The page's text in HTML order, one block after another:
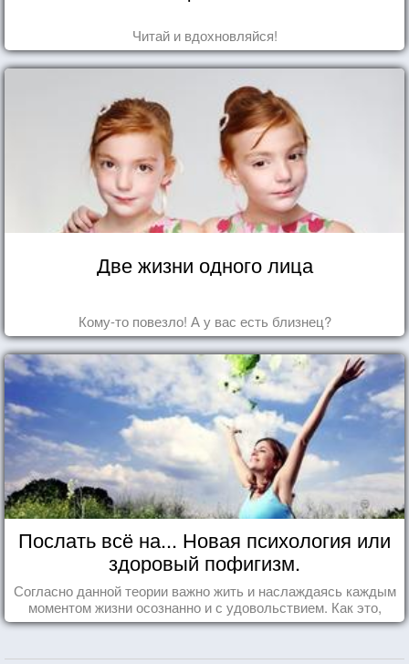
Читай и вдохновляйся!
Две жизни одного лица
Кому-то повезло! А у вас есть близнец?
Послать всё на... Новая психология или
здоровый пофигизм.
Согласно данной теории важно жить и наслаждаясь каждым
моментом жизни осознанно и с удовольствием. Как это,
попробуем разобраться на реальных примерах.